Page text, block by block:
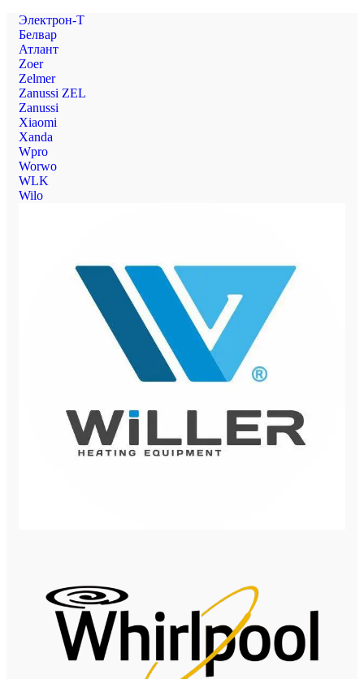
Электрон-Т
Белвар
Атлант
Zoer
Zelmer
Zanussi ZEL
Zanussi
Xiaomi
Xanda
Wpro
Worwo
WLK
Wilo